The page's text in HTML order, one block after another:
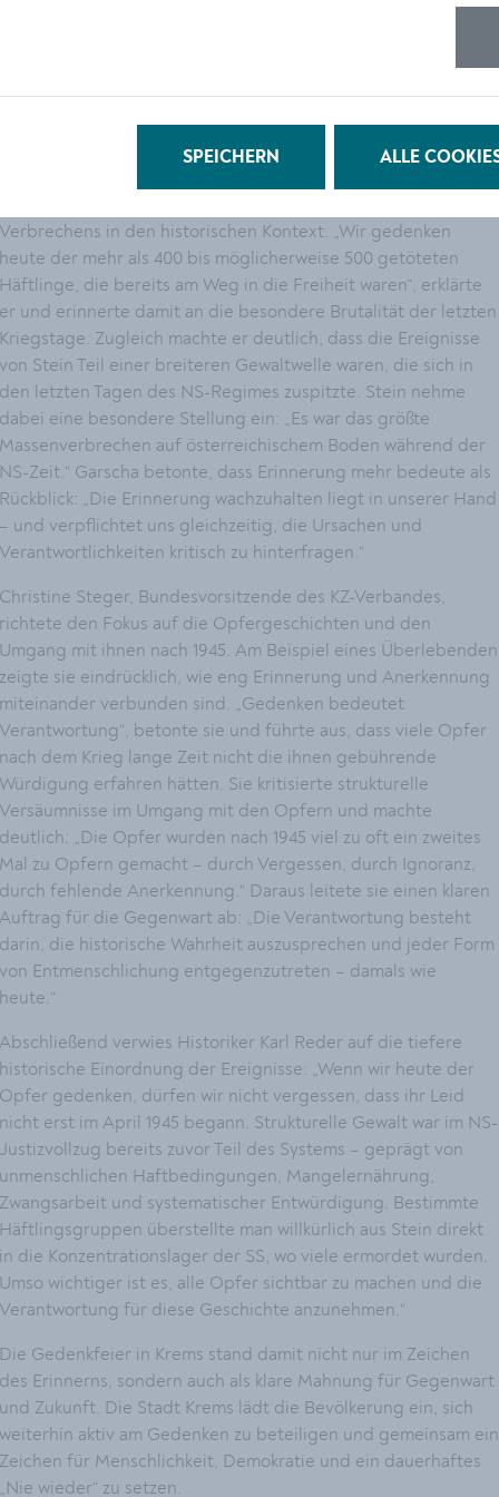
Verbrechens in den historischen Kontext. „Wir gedenken
heute der mehr als 400 bis möglicherweise 500 getöteten
Häftlinge, die bereits am Weg in die Freiheit waren“, erklärte
er und erinnerte damit an die besondere Brutalität der letzten
Kriegstage. Zugleich machte er deutlich, dass die Ereignisse
von Stein Teil einer breiteren Gewaltwelle waren, die sich in
den letzten Tagen des NS-Regimes zuspitzte. Stein nehme
dabei eine besondere Stellung ein: „Es war das größte
Massenverbrechen auf österreichischem Boden während der
NS-Zeit.“ Garscha betonte, dass Erinnerung mehr bedeute als
Rückblick: „Die Erinnerung wachzuhalten liegt in unserer Hand
– und verpflichtet uns gleichzeitig, die Ursachen und
Verantwortlichkeiten kritisch zu hinterfragen.“
Christine Steger, Bundesvorsitzende des KZ-Verbandes,
richtete den Fokus auf die Opfergeschichten und den
Umgang mit ihnen nach 1945. Am Beispiel eines Überlebenden
zeigte sie eindrücklich, wie eng Erinnerung und Anerkennung
miteinander verbunden sind. „Gedenken bedeutet
Verantwortung“, betonte sie und führte aus, dass viele Opfer
nach dem Krieg lange Zeit nicht die ihnen gebührende
Würdigung erfahren hätten. Sie kritisierte strukturelle
Versäumnisse im Umgang mit den Opfern und machte
deutlich: „Die Opfer wurden nach 1945 viel zu oft ein zweites
Mal zu Opfern gemacht – durch Vergessen, durch Ignoranz,
durch fehlende Anerkennung.“ Daraus leitete sie einen klaren
Auftrag für die Gegenwart ab: „Die Verantwortung besteht
darin, die historische Wahrheit auszusprechen und jeder Form
von Entmenschlichung entgegenzutreten – damals wie
heute.“
Abschließend verwies Historiker Karl Reder auf die tiefere
historische Einordnung der Ereignisse: „Wenn wir heute der
Opfer gedenken, dürfen wir nicht vergessen, dass ihr Leid
nicht erst im April 1945 begann. Strukturelle Gewalt war im NS-
Justizvollzug bereits zuvor Teil des Systems – geprägt von
unmenschlichen Haftbedingungen, Mangelernährung,
Zwangsarbeit und systematischer Entwürdigung. Bestimmte
Häftlingsgruppen überstellte man willkürlich aus Stein direkt
in die Konzentrationslager der SS, wo viele ermordet wurden.
Umso wichtiger ist es, alle Opfer sichtbar zu machen und die
Verantwortung für diese Geschichte anzunehmen.“
Die Gedenkfeier in Krems stand damit nicht nur im Zeichen
des Erinnerns, sondern auch als klare Mahnung für Gegenwart
und Zukunft. Die Stadt Krems lädt die Bevölkerung ein, sich
weiterhin aktiv am Gedenken zu beteiligen und gemeinsam ein
Zeichen für Menschlichkeit, Demokratie und ein dauerhaftes
„Nie wieder“ zu setzen.
SPEICHERN ALLE